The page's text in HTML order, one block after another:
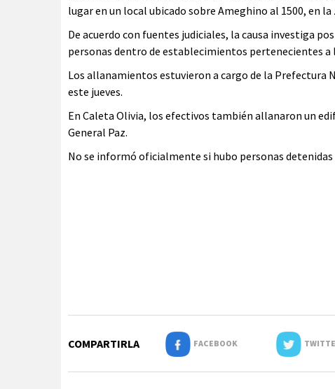
lugar en un local ubicado sobre Ameghino al 1500, en la
De acuerdo con fuentes judiciales, la causa investiga
personas dentro de establecimientos pertenecientes a
Los allanamientos estuvieron a cargo de la Prefectura
este jueves.
En Caleta Olivia, los efectivos también allanaron un
General Paz.
No se informó oficialmente si hubo personas
COMPARTIRLA FACEBOOK